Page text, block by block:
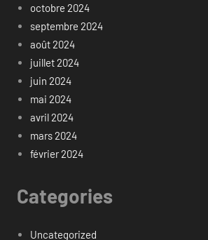
octobre 2024
septembre 2024
août 2024
juillet 2024
juin 2024
mai 2024
avril 2024
mars 2024
février 2024
Categories
Uncategorized